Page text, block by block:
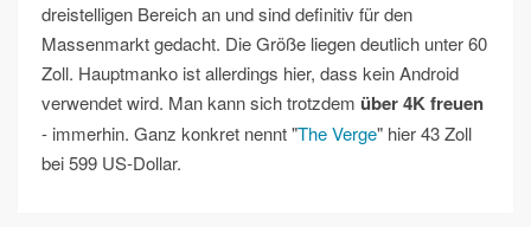
dreistelligen Bereich an und sind definitiv für den
Massenmarkt gedacht. Die Größe liegen deutlich unter 60
Zoll. Hauptmanko ist allerdings hier, dass kein Android
verwendet wird. Man kann sich trotzdem über 4K freuen
- immerhin. Ganz konkret nennt "The Verge" hier 43 Zoll
bei 599 US-Dollar.